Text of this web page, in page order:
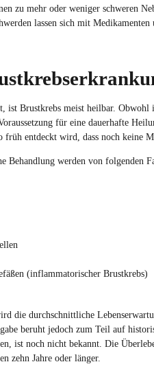
zu mehr oder weniger schweren
lassen sich mit
ist Brustkrebs meist heilbar.
für eine dauerhafte
entdeckt wird, dass noch keine
Behandlung werden von folgenden
(inflammatorischer Brustkrebs)
die durchschnittliche
beruht jedoch zum Teil auf
ist noch nicht bekannt. Die
zehn Jahre oder länger.